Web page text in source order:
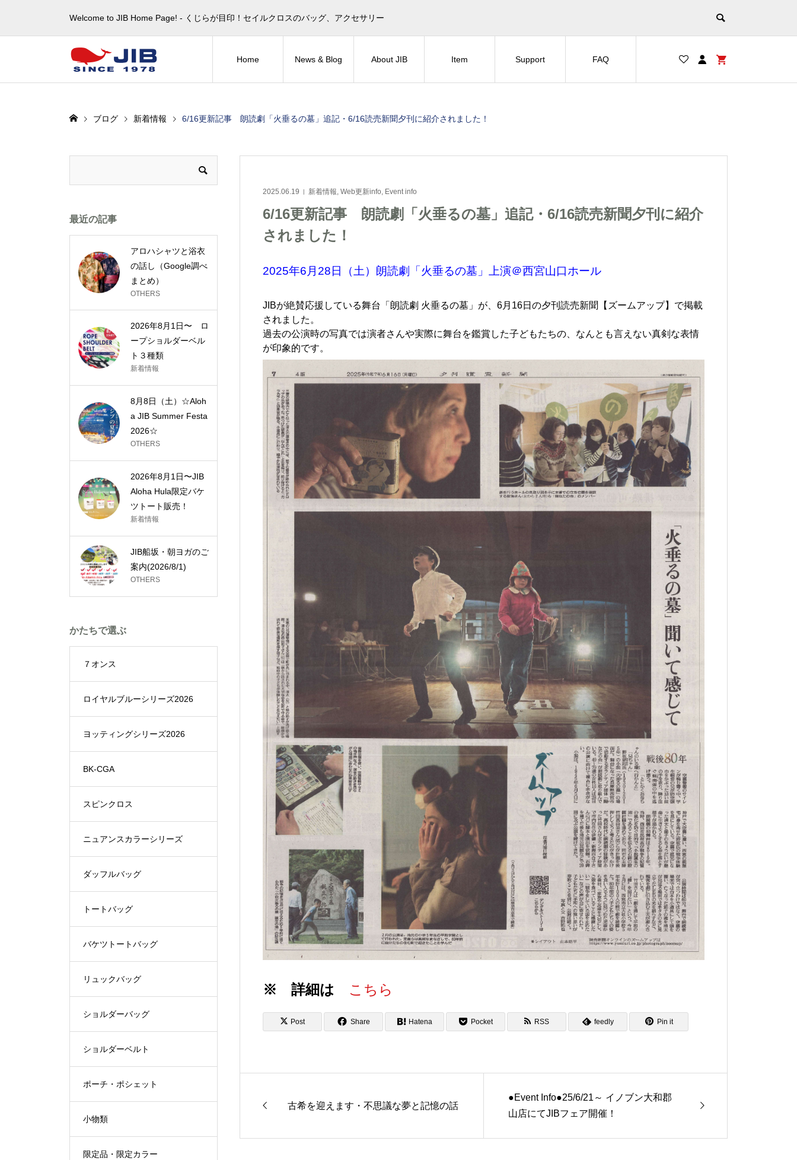
Welcome to JIB Home Page! ‐ くじらが目印！セイルクロスのバッグ、アクセサリー
Home News & Blog About JIB Item Support FAQ
ブログ 新着情報 6/16更新記事 朗読劇「火垂るの墓」追記・6/16読売新聞夕刊に紹介されました！
2025.06.19 新着情報, Web更新info, Event info
6/16更新記事 朗読劇「火垂るの墓」追記・6/16読売新聞夕刊に紹介
されました！
2025年6月28日（土）朗読劇「火垂るの墓」上演＠西宮山口ホール
JIBが絶賛応援している舞台「朗読劇 火垂るの墓」が、6月16日の夕刊読売新聞【ズームアップ】で掲載
されました。
過去の公演時の写真では演者さんや実際に舞台を鑑賞した子どもたちの、なんとも言えない真剣な表情
が印象的です。
※ 詳細は こちら
Post Share Hatena Pocket RSS feedly Pin it
古希を迎えます・不思議な夢と記憶の話
●Event Info●25/6/21～ イノブン大和郡
山店にてJIBフェア開催！
最近の記事
アロハシャツと浴衣
の話し（Google調べ
まとめ）
OTHERS
2026年8月1日〜 ロ
ープショルダーベル
ト３種類
新着情報
8月8日（土）☆Aloh
a JIB Summer Festa
2026☆
OTHERS
2026年8月1日〜JIB
Aloha Hula限定バケ
ツトート販売！
新着情報
JIB船坂・朝ヨガのご
案内(2026/8/1)
OTHERS
かたちで選ぶ
７オンス
ロイヤルブルーシリーズ2026
ヨッティングシリーズ2026
BK-CGA
スピンクロス
ニュアンスカラーシリーズ
ダッフルバッグ
トートバッグ
バケツトートバッグ
リュックバッグ
ショルダーバッグ
ショルダーベルト
ポーチ・ポシェット
小物類
限定品・限定カラー